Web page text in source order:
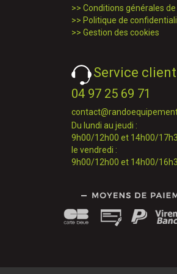
>> Conditions générales
>> Politique de
>> Gestion des cookies
Service client
04 97 25 69 71
Du lundi au jeudi :
9h00/12h00 et 14h00/
le vendredi :
9h00/12h00 et 14h00/